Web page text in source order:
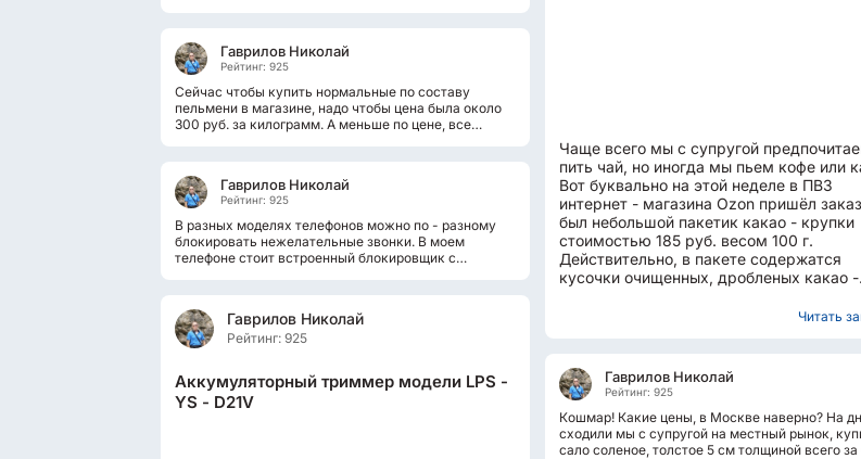
Гаврилов Николай
Рейтинг: 925
Сейчас чтобы купить нормальные по составу
пельмени в магазине, надо чтобы цена была около
300 руб. за килограмм. А меньше по цене, все
Гаврилов Николай
Рейтинг: 925
В разных моделях телефонов можно по - разному
блокировать нежелательные звонки. В моем
телефоне стоит встроенный блокировщик с
Гаврилов Николай
Рейтинг: 925
Аккумуляторный триммер модели LPS -
YS - D21V
Чаще всего мы с супругой
пить чай, но иногда мы пьем кофе или
Вот буквально на этой неделе в ПВЗ
интернет - магазина Ozon пришёл
был небольшой пакетик какао - крупки
стоимостью 185 руб. весом 100 г.
Действительно, в пакете содержатся
кусочки очищенных, дробленых какао -
Читать
Гаврилов Николай
Рейтинг: 925
Кошмар! Какие цены, в Москве наверно? На
сходили мы с супругой на местный рынок,
сало соленое, толстое 5 см толщиной всего